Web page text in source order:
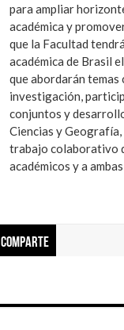
para ampliar
académica y
que la Facultad
académica de Brasil
que abordarán temas
investigación,
conjuntos y
Ciencias y
trabajo colaborativo
académicos y a
Comparte